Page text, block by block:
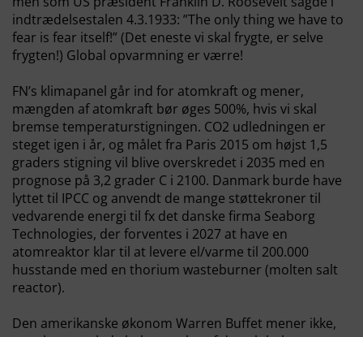
indtrædelsestalen 4.3.1933: ”The only thing we have to
fear is fear itself!” (Det eneste vi skal frygte, er selve
frygten!) Global opvarmning er værre!
FN’s klimapanel går ind for atomkraft og mener,
mængden af atomkraft bør øges 500%, hvis vi skal
bremse temperaturstigningen. CO2 udledningen er
steget igen i år, og målet fra Paris 2015 om højst 1,5
graders stigning vil blive overskredet i 2035 med en
prognose på 3,2 grader C i 2100. Danmark burde have
lyttet til IPCC og anvendt de mange støttekroner til
vedvarende energi til fx det danske firma Seaborg
Technologies, der forventes i 2027 at have en
atomreaktor klar til at levere el/varme til 200.000
husstande med en thorium wasteburner (molten salt
reactor).
Den amerikanske økonom Warren Buffet mener ikke,